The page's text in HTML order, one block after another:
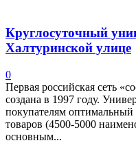
Круглосуточный
Халтуринской улице
0
Первая российская сеть
создана в 1997 году.
покупателям оптимальный
товаров (4500-5000
основным...